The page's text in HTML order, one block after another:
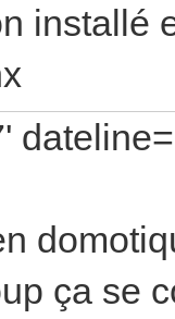
installé
ça se